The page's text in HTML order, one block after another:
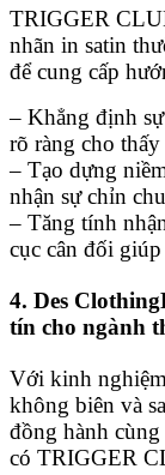
TRIGGER
nhãn in satin
để cung cấp
– Khẳng định
rõ ràng cho
– Tạo dựng
nhận sự chỉn
– Tăng tính
cục cân đối
4. Des
tín cho ngành
Với kinh
không biên và
đồng hành
có TRIGGER